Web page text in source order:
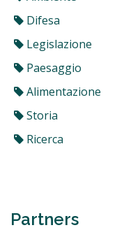
Difesa
Legislazione
Paesaggio
Alimentazione
Storia
Ricerca
Partners